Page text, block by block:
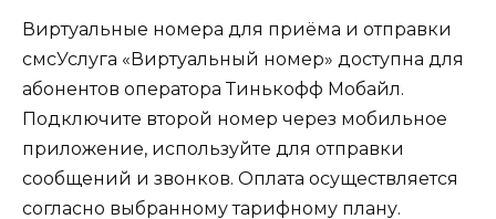
Виртуальные номера для приёма и отправки
смсУслуга «Виртуальный номер» доступна для
абонентов оператора Тинькофф Мобайл.
Подключите второй номер через мобильное
приложение, используйте для отправки
сообщений и звонков. Оплата осуществляется
согласно выбранному тарифному плану.